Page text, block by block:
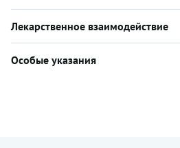
Лекарственное взаимодействие
Особые указания